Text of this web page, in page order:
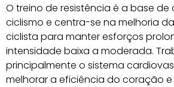
O treino de resistência é a base
ciclismo e centra-se na melhoria
ciclista para manter esforços
intensidade baixa a moderada.
principalmente o sistema
melhorar a eficiência do coração